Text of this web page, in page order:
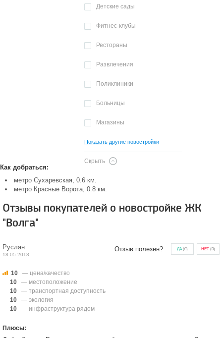
Детские сады
Фитнес-клубы
Рестораны
Развлечения
Поликлиники
Больницы
Магазины
Показать другие новостройки
Скрыть
Как добраться:
метро Сухаревская, 0.6 км.
метро Красные Ворота, 0.8 км.
Отзывы покупателей о новостройке ЖК
"Волга"
Руслан
18.05.2018
Отзыв полезен? ДА(0) НЕТ (0)
10
— цена/качество
10
— местоположение
10
— транспортная доступность
10
— экология
10
— инфраструктура рядом
Плюсы: